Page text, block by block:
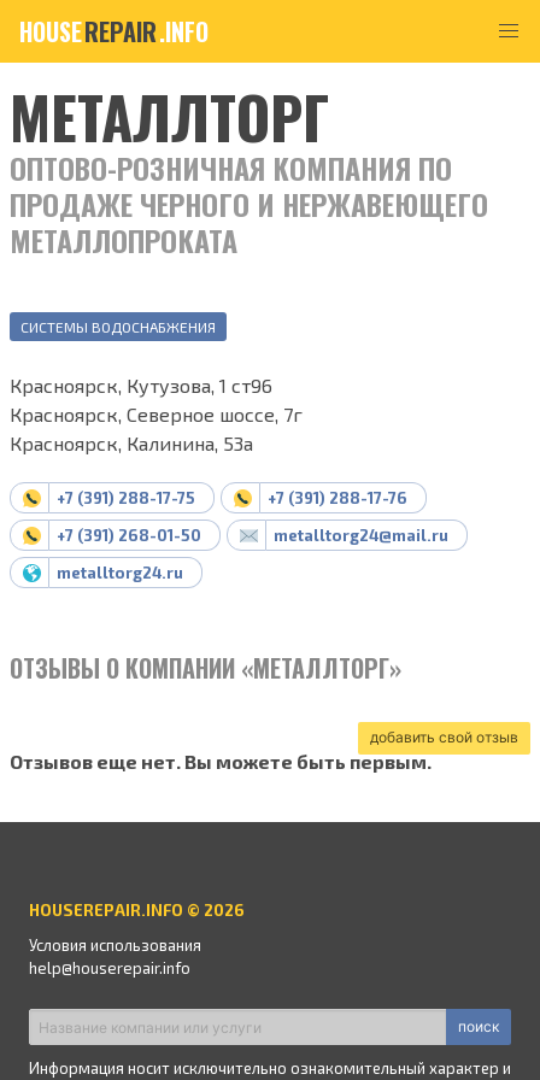
HOUSEREPAIR.INFO
МЕТАЛЛТОРГ
ОПТОВО-РОЗНИЧНАЯ КОМПАНИЯ ПО
ПРОДАЖЕ ЧЕРНОГО И НЕРЖАВЕЮЩЕГО
МЕТАЛЛОПРОКАТА
СИСТЕМЫ ВОДОСНАБЖЕНИЯ
Красноярск, Кутузова, 1 ст96
Красноярск, Северное шоссе, 7г
Красноярск, Калинина, 53а
+7 (391) 288-17-75
+7 (391) 288-17-76
+7 (391) 268-01-50
metalltorg24@mail.ru
metalltorg24.ru
ОТЗЫВЫ О КОМПАНИИ «МЕТАЛЛТОРГ»
добавить свой отзыв
Отзывов еще нет. Вы можете быть первым.
HOUSEREPAIR.INFO © 2026
Условия использования
help@houserepair.info
поиск
Информация носит исключительно ознакомительный характер и